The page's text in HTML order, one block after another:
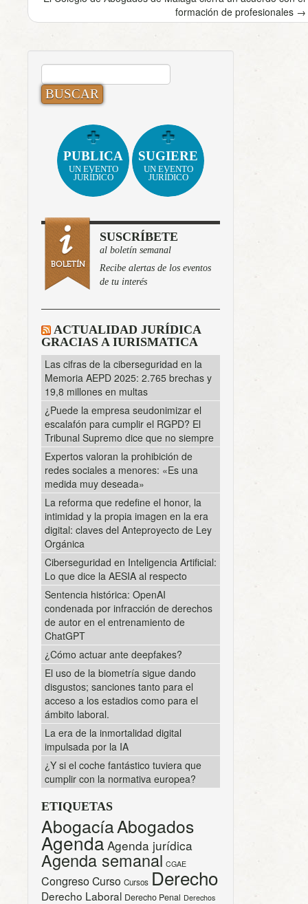
formación de profesionales →
BUSCAR:
PUBLICA
UN EVENTO
JURÍDICO
SUGIERE
UN EVENTO
JURÍDICO
SUSCRÍBETE
al boletín semanal
Recibe alertas de los eventos
de tu interés
ACTUALIDAD JURÍDICA
GRACIAS A IURISMATICA
Las cifras de la ciberseguridad en la
Memoria AEPD 2025: 2.765 brechas y
19,8 millones en multas
¿Puede la empresa seudonimizar el
escalafón para cumplir el RGPD? El
Tribunal Supremo dice que no siempre
Expertos valoran la prohibición de
redes sociales a menores: «Es una
medida muy deseada»
La reforma que redefine el honor, la
intimidad y la propia imagen en la era
digital: claves del Anteproyecto de Ley
Orgánica
Ciberseguridad en Inteligencia Artificial:
Lo que dice la AESIA al respecto
Sentencia histórica: OpenAI
condenada por infracción de derechos
de autor en el entrenamiento de
ChatGPT
¿Cómo actuar ante deepfakes?
El uso de la biometría sigue dando
disgustos; sanciones tanto para el
acceso a los estadios como para el
ámbito laboral.
La era de la inmortalidad digital
impulsada por la IA
¿Y si el coche fantástico tuviera que
cumplir con la normativa europea?
ETIQUETAS
AbogacíaAbogados
Agenda Agenda jurídica
Agenda semanal CGAE
CongresoCurso Cursos Derecho
Derecho Laboral Derecho Penal Derechos